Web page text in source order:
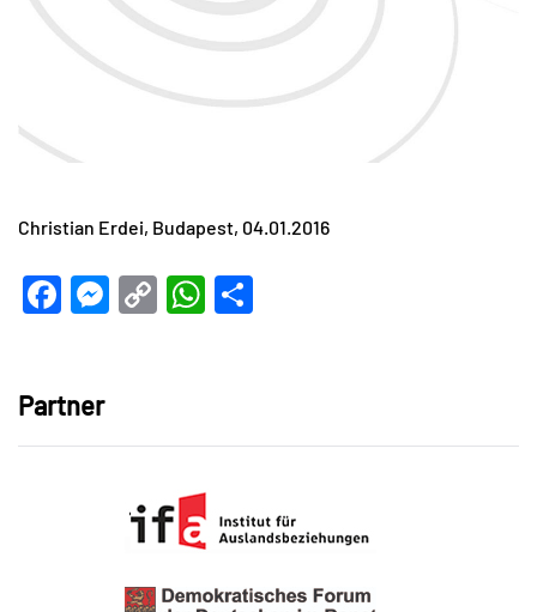
Christian Erdei, Budapest, 04.01.2016
Facebook
Messenger
CopyWhatsApp
Partner